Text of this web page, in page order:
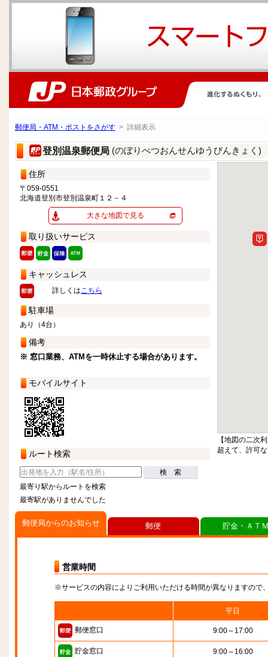
郵便局・ATM・ポストをさがす > 詳細表示
登別温泉郵便局 (のぼりべつおんせんゆうびんきょく)
住所
〒059-0551
北海道登別市登別温泉町１２－４
大きな地図で見る
取り扱いサービス
キャッシュレス
詳しくはこちら
駐車場
あり（4台）
備考
※ 窓口業務、ATMを一時休止する場合があります。
モバイルサイト
ルート検索
検 索
最寄り駅からルートを検索
最寄駅がありませんでした
【地図の二次
超えて、許可
郵便局からのお知らせ
営業時間
※サービスの内容によりご利用いただける時間が異なりますので
平日
郵便窓口 9:00～17:00
貯金窓口 9:00～16:00
郵便 貯金・ＡＴ